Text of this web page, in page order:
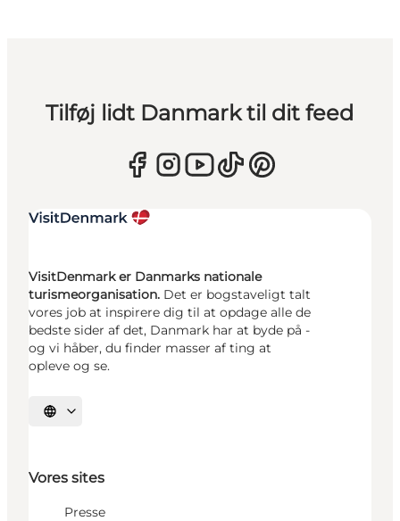
Tilføj lidt Danmark til dit feed
VisitDenmark er Danmarks nationale
turismeorganisation. Det er bogstaveligt talt
vores job at inspirere dig til at opdage alle de
bedste sider af det, Danmark har at byde på -
og vi håber, du finder masser af ting at
opleve og se.
Vælg sprog
Vores sites
Presse